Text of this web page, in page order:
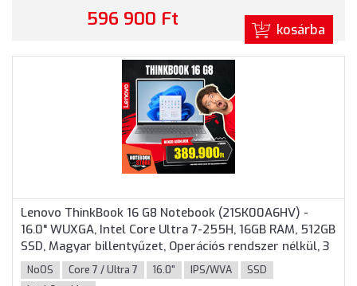
596 900 Ft kosárba
Lenovo ThinkBook 16 G8 Notebook (21SK00A6HV) -
16.0" WUXGA, Intel Core Ultra 7-255H, 16GB RAM, 512GB
SSD, Magyar billentyűzet, Operációs rendszer nélkül, 3
év garancia, Szürke színben
NoOS Core 7 / Ultra 7 16.0" IPS/WVA
SSD